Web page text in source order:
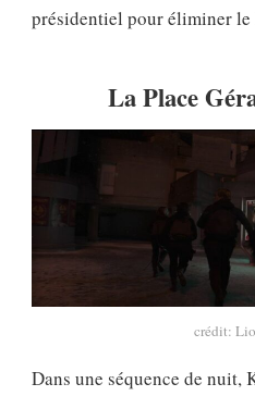
présidentiel pour éliminer le
La Place
crédit:
Dans une séquence de nuit,